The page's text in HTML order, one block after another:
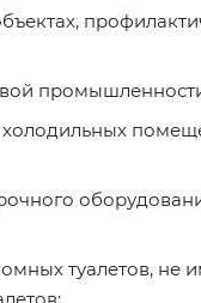
туалетов, не